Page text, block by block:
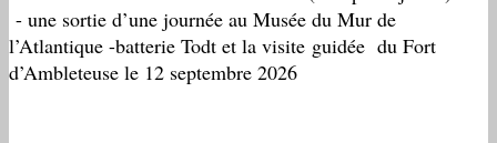
- une sortie d’une journée au Musée du Mur de
l’Atlantique -batterie Todt et la visite guidée du Fort
d’Ambleteuse le 12 septembre 2026